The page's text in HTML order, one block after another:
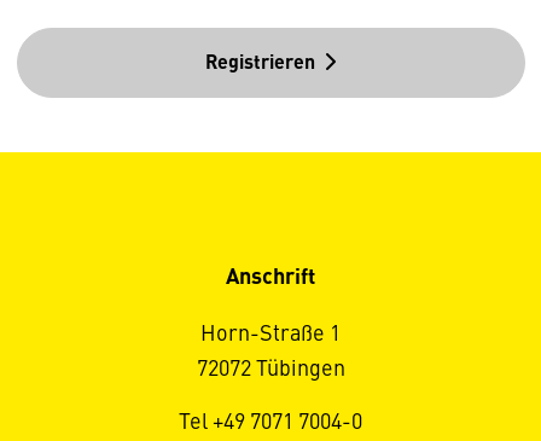
Registrieren
Anschrift
Horn-Straße 1
72072 Tübingen
Tel +49 7071 7004-0